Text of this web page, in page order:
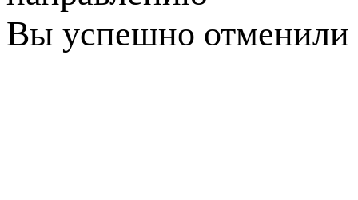
Вы успешно отменили